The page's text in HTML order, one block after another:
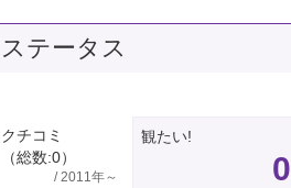
ステータス
クチコミ
（総数:0）
/ 2011年～
観たい!
0